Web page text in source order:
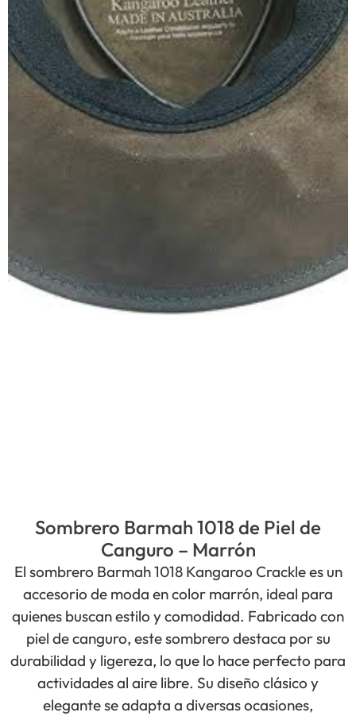
Sombrero Barmah 1018 de Piel de
Canguro – Marrón
El sombrero Barmah 1018 Kangaroo Crackle es un
accesorio de moda en color marrón, ideal para
quienes buscan estilo y comodidad. Fabricado con
piel de canguro, este sombrero destaca por su
durabilidad y ligereza, lo que lo hace perfecto para
actividades al aire libre. Su diseño clásico y
elegante se adapta a diversas ocasiones,